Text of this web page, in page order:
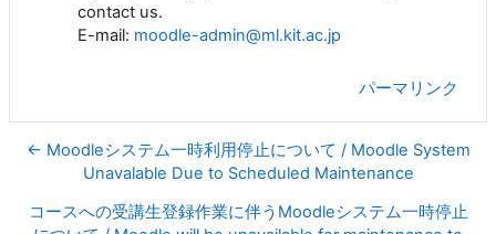
contact us.
E-mail: moodle-admin@ml.kit.ac.jp
パーマリンク
← Moodleシステム一時利用停止について / Moodle System
Unavalable Due to Scheduled Maintenance
コースへの受講生登録作業に伴うMoodleシステム一時停止